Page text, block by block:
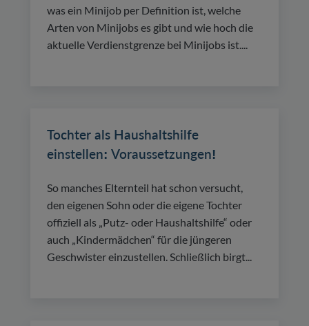
was ein Minijob per Definition ist, welche
Arten von Minijobs es gibt und wie hoch die
aktuelle Verdienstgrenze bei Minijobs ist....
Tochter als Haushaltshilfe
einstellen: Voraussetzungen!
So manches Elternteil hat schon versucht,
den eigenen Sohn oder die eigene Tochter
offiziell als „Putz- oder Haushaltshilfe“ oder
auch „Kindermädchen“ für die jüngeren
Geschwister einzustellen. Schließlich birgt...